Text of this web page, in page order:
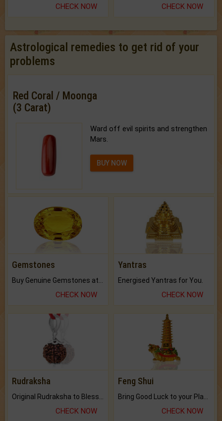
CHECK NOW CHECK NOW
Astrological remedies to get rid of your
problems
Red Coral / Moonga
(3 Carat)
Ward off evil spirits and strengthen
Mars.
BUY NOW
Gemstones
CHECK NOW
Yantras
Energised Yantras for You.
CHECK NOW
Rudraksha
CHECK NOW
Feng Shui
CHECK NOW